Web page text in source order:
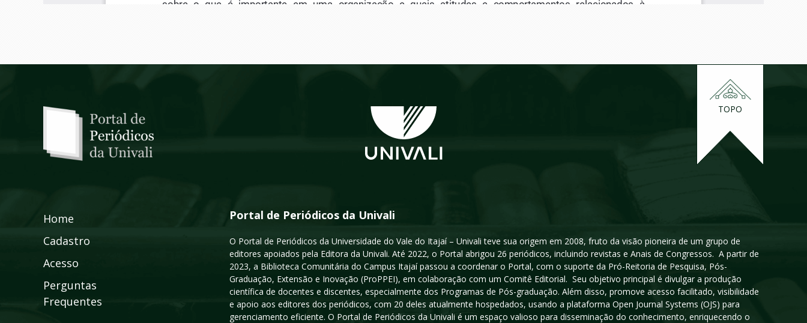
TOPO
Home
Cadastro
Acesso
Perguntas
Frequentes
Portal de Periódicos da Univali
O Portal de Periódicos da Universidade do Vale do Itajaí – Univali teve sua origem em 2008, fruto da visão pioneira de um grupo de
editores apoiados pela Editora da Univali. Até 2022, o Portal abrigou 26 periódicos, incluindo revistas e Anais de Congressos. A partir de
2023, a Biblioteca Comunitária do Campus Itajaí passou a coordenar o Portal, com o suporte da Pró-Reitoria de Pesquisa, Pós-
Graduação, Extensão e Inovação (ProPPEI), em colaboração com um Comitê Editorial. Seu objetivo principal é divulgar a produção
científica de docentes e discentes, especialmente dos Programas de Pós-graduação. Além disso, promove acesso facilitado, visibilidade
e apoio aos editores dos periódicos, com 20 deles atualmente hospedados, usando a plataforma Open Journal Systems (OJS) para
gerenciamento eficiente. O Portal de Periódicos da Univali é um espaço valioso para disseminação do conhecimento, enriquecendo o